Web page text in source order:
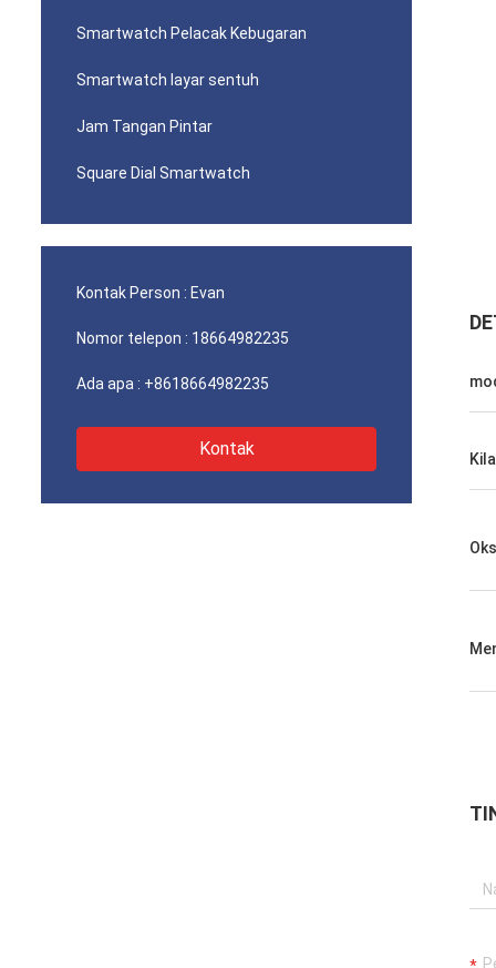
Smartwatch Pelacak Kebugaran
Smartwatch layar sentuh
Jam Tangan Pintar
Square Dial Smartwatch
Kontak Person : Evan
Nomor telepon : 18664982235
Ada apa : +8618664982235
Kontak